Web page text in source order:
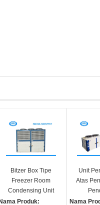
Bitzer Box Tipe
Freezer Room
Condensing Unit
Casing Baja
Nama Produk:
Unit
Atas
Nama